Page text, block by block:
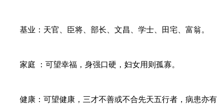
基业：天官、臣将、部长、文昌、学士、田宅、富翁。
家庭 ：可望幸福，身强口硬，妇女用则孤寡。
健康：可望健康，三才不善或不合先天五行者，病患亦有